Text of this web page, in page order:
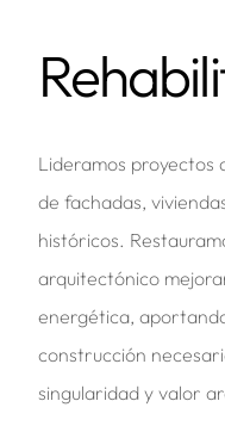
Lideramos proyectos
de fachadas,
históricos.
arquitectónico
energética,
construcción
singularidad y valor